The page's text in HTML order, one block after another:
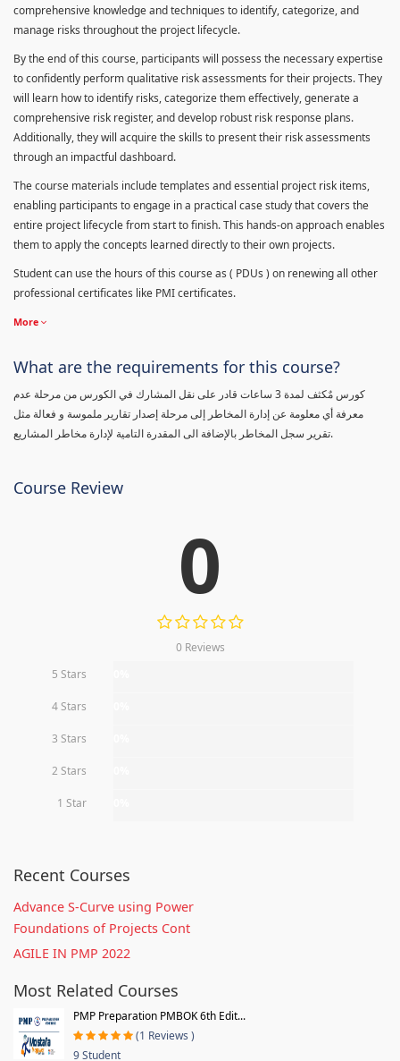
comprehensive knowledge and techniques to identify, categorize, and
manage risks throughout the project lifecycle.
By the end of this course, participants will possess the necessary expertise
to confidently perform qualitative risk assessments for their projects. They
will learn how to identify risks, categorize them effectively, generate a
comprehensive risk register, and develop robust risk response plans.
Additionally, they will acquire the skills to present their risk assessments
through an impactful dashboard.
The course materials include templates and essential project risk items,
enabling participants to engage in a practical case study that covers the
entire project lifecycle from start to finish. This hands-on approach enables
them to apply the concepts learned directly to their own projects.
Student can use the hours of this course as ( PDUs ) on renewing all other
professional certificates like PMI certificates.
More
What are the requirements for this course?
كورس مٌكثف لمدة 3 ساعات قادر على نقل المشارك في الكورس من مرحلة عدم
معرفة أي معلومة عن إدارة المخاطر إلى مرحلة إصدار تقارير ملموسة و فعالة مثل
تقرير سجل المخاطر بالإضافة الى المقدرة التامية لإدارة مخاطر المشاريع.
Course Review
0
0 Reviews
5 Stars
4 Stars
3 Stars
2 Stars
1 Star
Recent Courses
Advance S-Curve using Power
Foundations of Projects Cont
AGILE IN PMP 2022
Most Related Courses
PMP Preparation PMBOK 6th Edit...
(1 Reviews )
9 Student